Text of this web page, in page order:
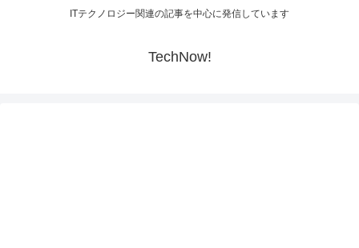
ITテクノロジー関連の記事を中心に発信しています
TechNow!